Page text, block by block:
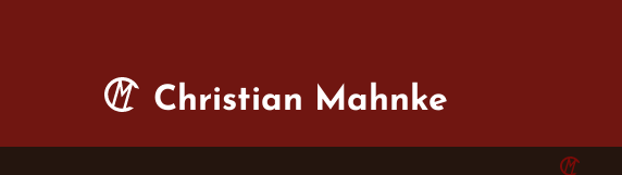
Christian Mahnke